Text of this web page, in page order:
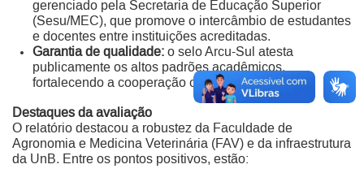
gerenciado pela Secretaria de Educação Superior
(Sesu/MEC), que promove o intercâmbio de estudantes
e docentes entre instituições acreditadas.
Garantia de qualidade: o selo Arcu-Sul atesta
publicamente os altos padrões acadêmicos,
fortalecendo a cooperação científica regional.
Destaques da avaliação
O relatório destacou a robustez da Faculdade de
Agronomia e Medicina Veterinária (FAV) e da infraestrutura
da UnB. Entre os pontos positivos, estão: